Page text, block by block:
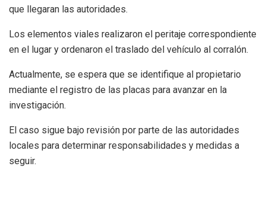
que llegaran las autoridades.
Los elementos viales realizaron el peritaje correspondiente
en el lugar y ordenaron el traslado del vehículo al corralón.
Actualmente, se espera que se identifique al propietario
mediante el registro de las placas para avanzar en la
investigación.
El caso sigue bajo revisión por parte de las autoridades
locales para determinar responsabilidades y medidas a
seguir.